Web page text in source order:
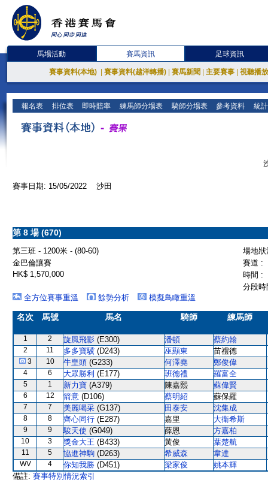
馬場活動 賽馬資訊 足球資訊
賽事資料(本地) 賽事資料(越洋轉播) 賽馬新聞 主要賽事 視聽播
報名表 排位表 即時賠率 練馬師分場表 騎師分場表 參考資料 統
賽事日期: 15/05/2022 沙田
第 8 場 (670)
第三班 - 1200米 - (80-60)
場地
金巴倫讓賽
賽道 :
HK$ 1,570,000
時間 :
分段
全方位賽事重溫
餘勢分析 模擬鳥瞰重溫
名次 馬號 馬名 騎師 練馬師
1 2 旋風飛影 (E300) 潘頓 蔡約翰
2 11 多多寶驥 (D243) 巫顯東 苗禮德
3 10 牛皇頭 (G233) 何澤堯 鄭俊偉
4 6 大眾勝利 (E177) 班德禮 羅富全
5 1 新力寶 (A379) 陳嘉熙 蘇偉賢
6 12 箭意 (D106) 蔡明紹 蘇保羅
7 7 美麗喝采 (G137) 田泰安 沈集成
8 8 齊心同行 (E287) 嘉里 大衛希斯
9 9 駿天使 (G049) 薛恩 方嘉柏
10 3 獎金大王 (B433) 黃俊 葉楚航
11 5 協進神駒 (D263) 希威森 韋達
WV 4 你知我勝 (D451) 梁家俊
姚本輝
備註: 賽事特別情況索引